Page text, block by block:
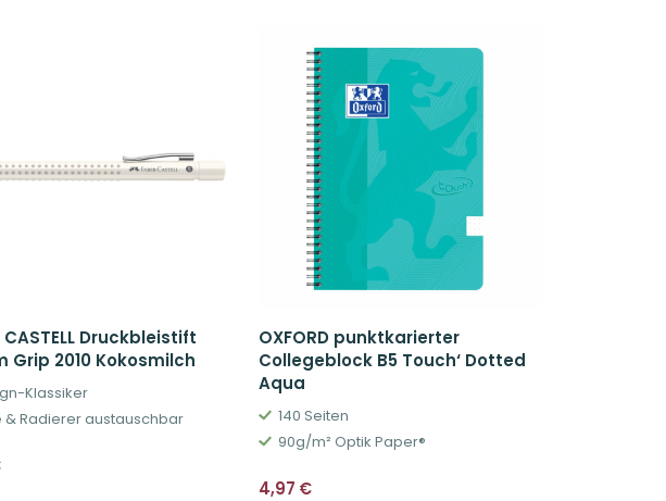
CASTELL Druckbleistift
Grip 2010 Kokosmilch
Klassiker
& Radierer austauschbar
OXFORD punktkarierter
Collegeblock B5 Touch‘ Dotted
Aqua
140 Seiten
90g/m² Optik Paper®
4,97 €